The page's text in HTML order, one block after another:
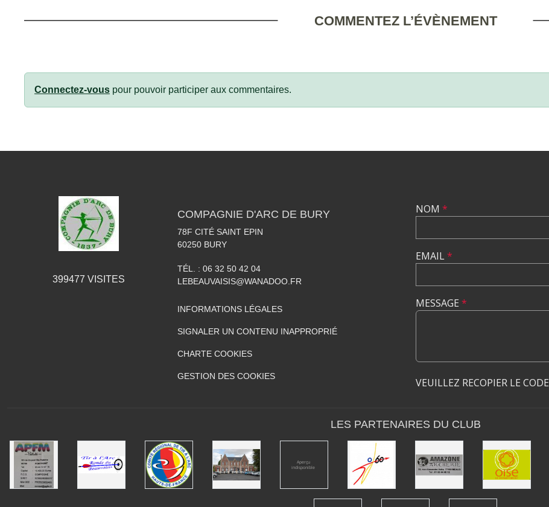
COMMENTEZ L’ÉVÈNEMENT
Connectez-vous pour pouvoir participer aux commentaires.
399477 VISITES
COMPAGNIE D'ARC DE BURY
78F CITÉ SAINT EPIN
60250 BURY
TÉL. : 06 32 50 42 04
LEBEAUVAISIS@WANADOO.FR
INFORMATIONS LÉGALES
SIGNALER UN CONTENU INAPPROPRIÉ
CHARTE COOKIES
GESTION DES COOKIES
NOM *
EMAIL*
MESSAGE *
VEUILLEZ RECOPIER LE CODE
LES PARTENAIRES DU CLUB